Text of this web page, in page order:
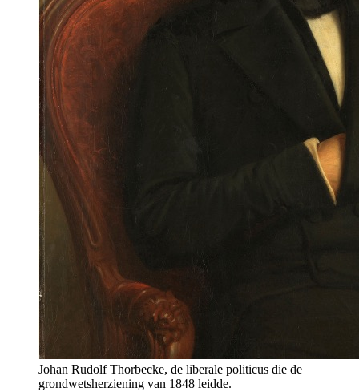
Johan Rudolf Thorbecke, de liberale politicus die de
grondwetsherziening van 1848 leidde.